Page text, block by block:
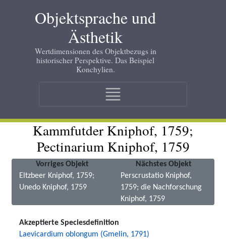
Objektsprache und
Ästhetik
Wertdimensionen des Objektbezugs in
historischer Perspektive. Das Beispiel
Konchylien.
Kammfutder Kniphof, 1759;
Pectinarium Kniphof, 1759
Vorriges Objekt
Eltzbeer Kniphof, 1759;
Unedo Kniphof, 1759
Nächstes Objekt
Perscrustatio Kniphof,
1759; die Nachforschung
Kniphof, 1759
Akzeptierte Speciesdefinition
Laevicardium oblongum (Gmelin, 1791)